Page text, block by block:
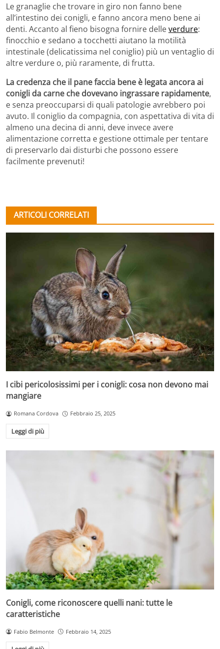
Le granaglie che trovare in giro non fanno bene
all’intestino dei conigli, e fanno ancora meno bene ai
denti. Accanto al fieno bisogna fornire delleverdure:
finocchio e sedano a tocchetti aiutano la motilità
intestinale (delicatissima nel coniglio) più un ventaglio di
altre verdure o, più raramente, di frutta.
La credenza che il pane faccia bene è legata ancora ai
conigli da carne che dovevano ingrassare rapidamente,
e senza preoccuparsi di quali patologie avrebbero poi
avuto. Il coniglio da compagnia, con aspettativa di vita di
almeno una decina di anni, deve invece avere
alimentazione corretta e gestione ottimale per tentare
di preservarlo dai disturbi che possono essere
facilmente prevenuti!
ARTICOLI CORRELATI
I cibi pericolosissimi per i conigli: cosa non devono mai
mangiare
Romana Cordova Febbraio 25, 2025
Leggi di più
Conigli, come riconoscere quelli nani: tutte le
caratteristiche
Fabio Belmonte Febbraio 14, 2025